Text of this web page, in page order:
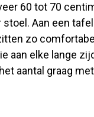
60 tot 70
Aan een
zo
aan elke lange
aantal graag